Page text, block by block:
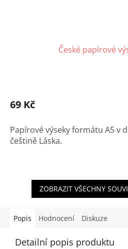
České papírové
69 Kč
Papírové výseky formátu A5 v
češtině Láska.
ZOBRAZIT VŠECHNY
Popis Hodnocení Diskuze
Detailní popis produktu